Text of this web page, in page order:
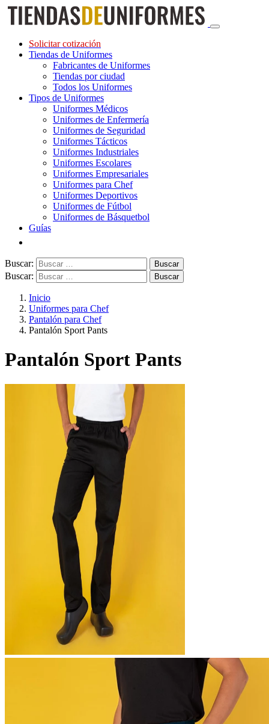
Solicitar cotización
Tiendas de Uniformes
Fabricantes de Uniformes
Tiendas por ciudad
Todos los Uniformes
Tipos de Uniformes
Uniformes Médicos
Uniformes de Enfermería
Uniformes de Seguridad
Uniformes Tácticos
Uniformes Industriales
Uniformes Escolares
Uniformes Empresariales
Uniformes para Chef
Uniformes Deportivos
Uniformes de Fútbol
Uniformes de Básquetbol
Guías
Buscar:
Buscar:
Inicio
Uniformes para Chef
Pantalón para Chef
Pantalón Sport Pants
Pantalón Sport Pants